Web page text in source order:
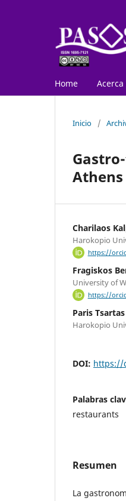
Home Acerca
Inicio /
Athens
Charilaos
Harokopio
https://
Fragiskos
University of
https://
Paris Tsartas
Harokopio
DOI: https://
Palabras
restaurants
Resumen
La